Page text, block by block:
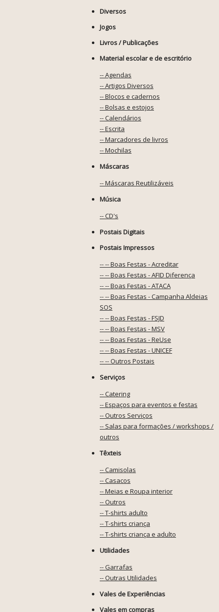
Diversos
Jogos
Livros / Publicações
Material escolar e de escritório
-- Agendas
-- Artigos Diversos
-- Blocos e cadernos
-- Bolsas e estojos
-- Calendários
-- Escrita
-- Marcadores de livros
-- Mochilas
Máscaras
-- Máscaras Reutilizáveis
Música
-- CD's
Postais Digitais
Postais Impressos
-- -- Boas Festas - Acreditar
-- -- Boas Festas - AFID Diferença
-- -- Boas Festas - ATACA
-- -- Boas Festas - Campanha Aldeias
SOS
-- -- Boas Festas - FSJD
-- -- Boas Festas - MSV
-- -- Boas Festas - ReUse
-- -- Boas Festas - UNICEF
-- -- Outros Postais
Serviços
-- Catering
-- Espaços para eventos e festas
-- Outros Serviços
-- Salas para formações / workshops /
outros
Têxteis
-- Camisolas
-- Casacos
-- Meias e Roupa interior
-- Outros
-- T-shirts adulto
-- T-shirts criança
-- T-shirts criança e adulto
Utilidades
-- Garrafas
-- Outras Utilidades
Vales de Experiências
Vales em compras